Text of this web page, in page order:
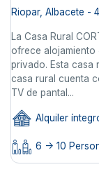
Riopar, Albacete -
La Casa Rural
ofrece alojamiento
privado. Esta casa
casa rural cuenta
TV de pantal...
Alquiler
6 -> 10